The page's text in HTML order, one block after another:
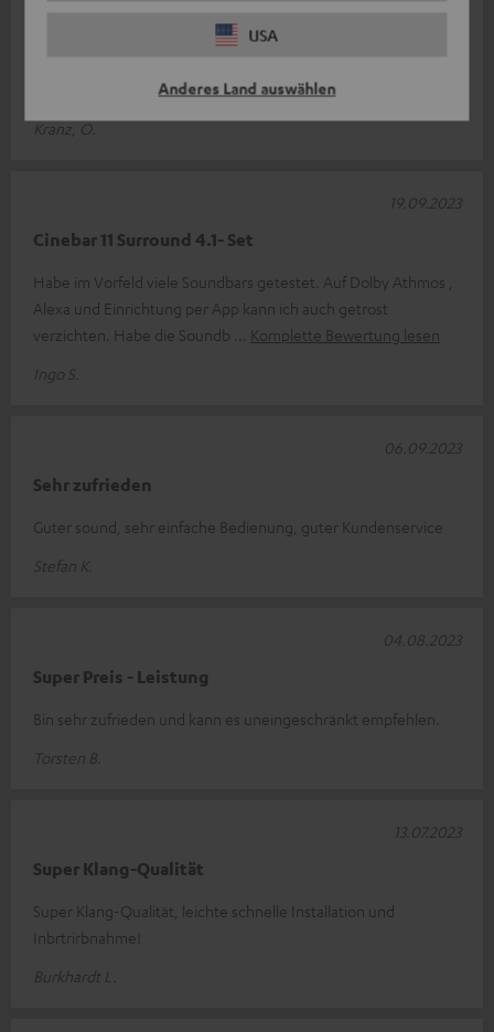
USA
Anderes Land auswählen
Das CINEBAR 11 Surround "4.1-Set" fügt sich nahtlos ins
ausgewogen Sound mit kräftige
Komplette Bewertung lesen
Kranz, O.
Cinebar 11 Surround 4.1- Set
Habe im Vorfeld viele Soundbars getestet. Auf Dolby Athmos ,
Alexa und Einrichtung per App kann ich auch getrost
verzichten. Habe die Soundb
Komplette Bewertung lesen
Ingo S.
19.09.2023
Sehr zufrieden
Guter sound, sehr einfache Bedienung, guter Kundenservice
Stefan K.
06.09.2023
Super Preis - Leistung
Bin sehr zufrieden und kann es uneingeschränkt empfehlen.
Torsten B.
04.08.2023
Super Klang-Qualität
Super Klang-Qualität, leichte schnelle Installation und
Inbrtrirbnahme!
Burkhardt L.
13.07.2023